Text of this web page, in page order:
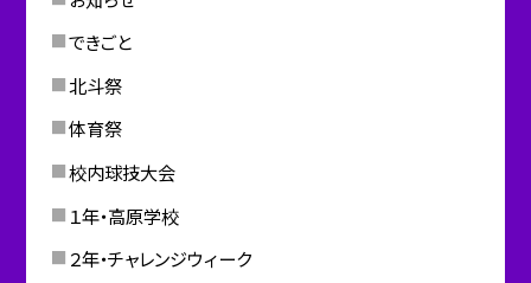
できごと
北斗祭
体育祭
校内球技大会
１年・高原学校
２年・チャレンジウィーク